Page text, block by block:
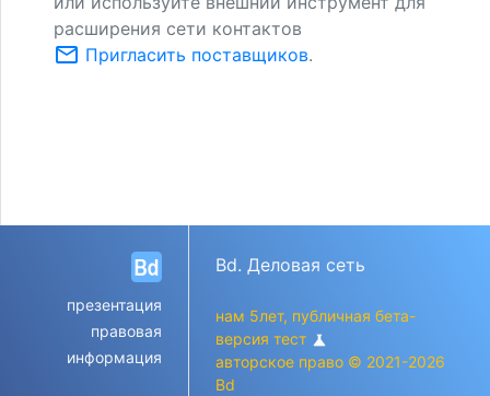
расширения сети контактов
mail_outline Пригласить поставщиков.
презентация
правовая
информация
Bd. Деловая сеть
нам 5лет, публичная бета-
версия тест science
авторское право © 2021-2026
Bd